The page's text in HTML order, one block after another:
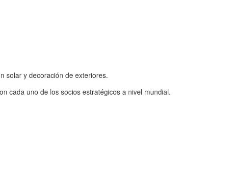
solar y decoración de exteriores.
cada uno de los socios estratégicos a nivel mundial.